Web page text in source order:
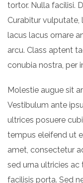
tortor. Nulla facilisi.
Curabitur vulputate,
lacus lacus ornare
arcu. Class aptent
conubia nostra, per
Molestie augue sit
Vestibulum ante
ultrices posuere
tempus eleifend ut
amet, consectetur
sed urna ultricies
facilisis porta. Sed